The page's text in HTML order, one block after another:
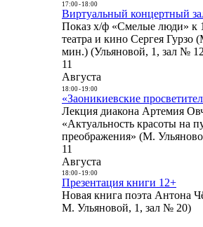
17:00- 18:00
Виртуальный концертный
Показ х/ф «Смелые люди» к
театра и кино Сергея Гурзо
мин.) (Ульяновой, 1, зал №
11
Августа
18:00- 19:00
«Заоникиевские
Лекция диакона Артемия
«Актуальность красоты на
преображения» (М.
11
Августа
18:00- 19:00
Презентация книги 12+
Новая книга поэта Антона
М. Ульяновой, 1, зал № 20)